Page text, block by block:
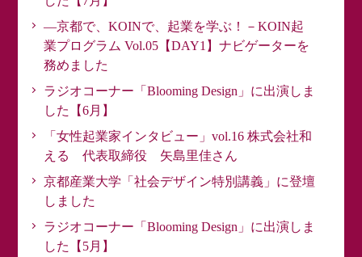
―京都で、KOINで、起業を学ぶ！－KOIN起
業プログラム Vol.05【DAY1】ナビゲーターを
務めました
ラジオコーナー「Blooming Design」に出演しま
した【6月】
「女性起業家インタビュー」vol.16 株式会社和
える 代表取締役 矢島里佳さん
京都産業大学「社会デザイン特別講義」に登壇
しました
ラジオコーナー「Blooming Design」に出演しま
した【5月】